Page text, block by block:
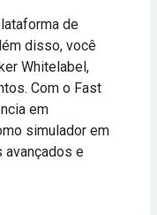
de
disso, você
Whitelabel,
Com o Fast
em
simulador em
avançados e